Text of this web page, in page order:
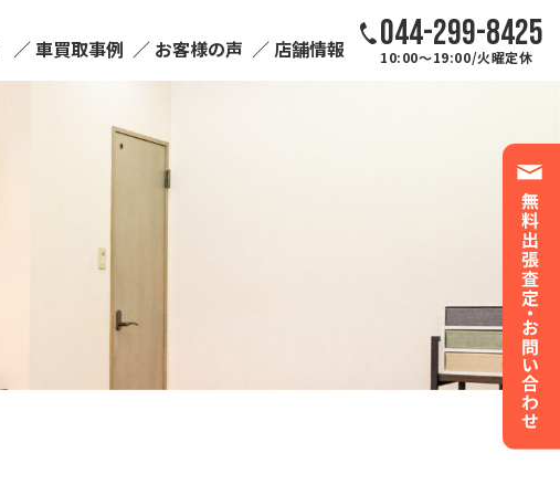
車買取事例 お客様の声 店舗情報 044-299-8425
10:00～19:00/火曜定休